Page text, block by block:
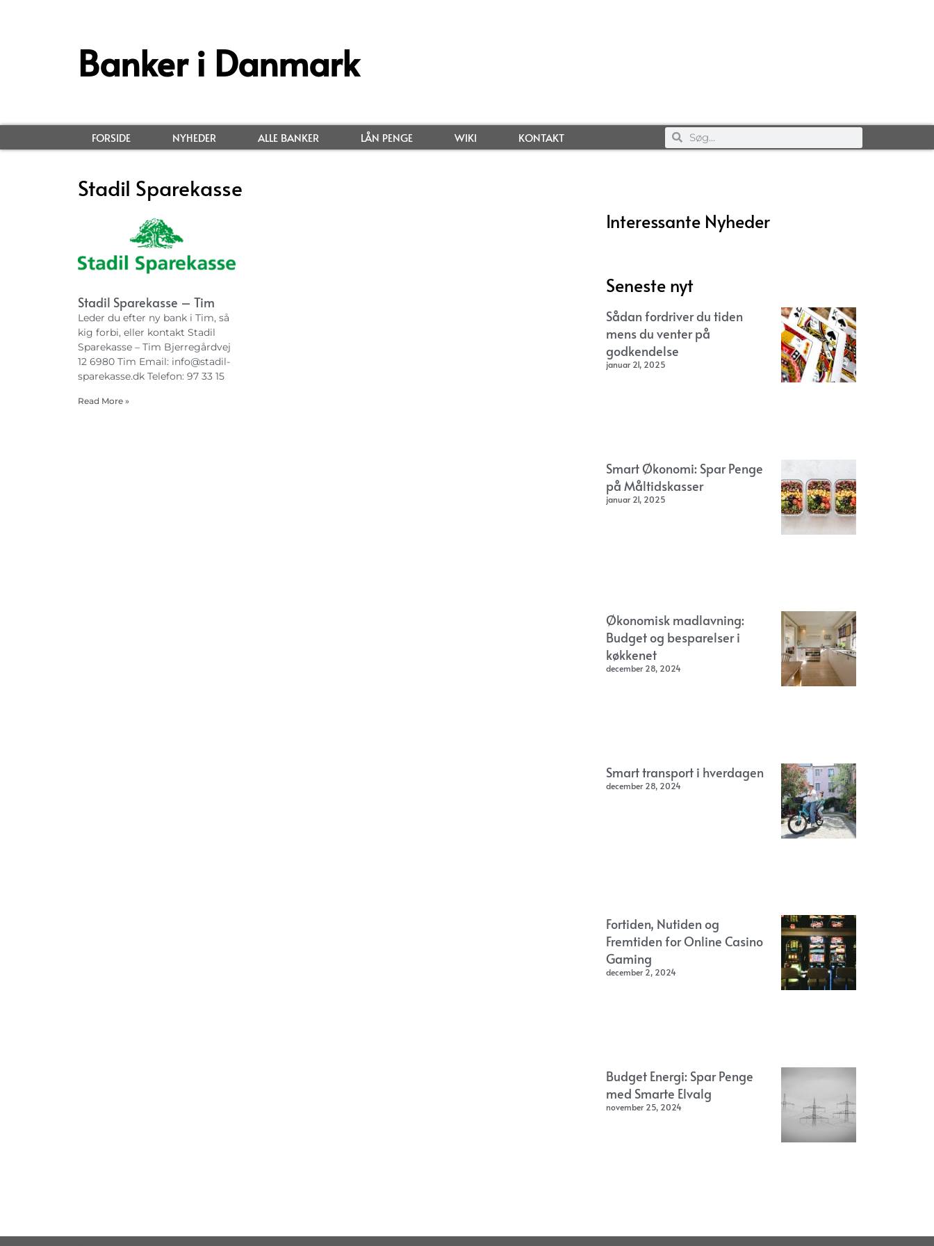
Banker i Danmark
FORSIDE NYHEDER ALLE BANKER LÅN PENGE WIKI KONTAKT
Stadil Sparekasse
Stadil Sparekasse – Tim
Leder du efter ny bank i Tim, så
kig forbi, eller kontakt Stadil
Sparekasse – Tim Bjerregårdvej
12 6980 Tim Email: info@stadil-
sparekasse.dk Telefon: 97 33 15
Read More »
Interessante Nyheder
Seneste nyt
Sådan fordriver du tiden
mens du venter på
godkendelse
januar 21, 2025
Smart Økonomi: Spar Penge
på Måltidskasser
januar 21, 2025
Økonomisk madlavning:
Budget og besparelser i
køkkenet
december 28, 2024
Smart transport i hverdagen
december 28, 2024
Fortiden, Nutiden og
Fremtiden for Online Casino
Gaming
december 2, 2024
Budget Energi: Spar Penge
med Smarte Elvalg
november 25, 2024